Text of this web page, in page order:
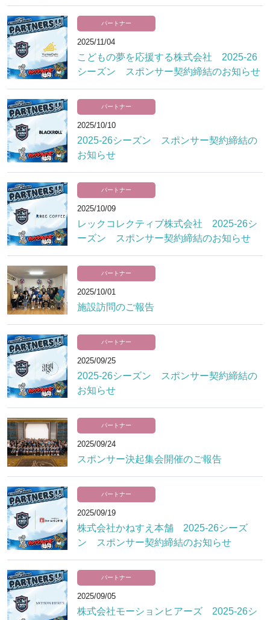
パートナー
2025/11/04
こどもの夢を応援する株式会社 2025-26
シーズン スポンサー契約締結のお知らせ
パートナー
2025/10/10
2025-26シーズン スポンサー契約締結の
お知らせ
パートナー
2025/10/09
レックコレクティブ株式会社 2025-26シ
ーズン スポンサー契約締結のお知らせ
パートナー
2025/10/01
施設訪問のご報告
パートナー
2025/09/25
2025-26シーズン スポンサー契約締結の
お知らせ
パートナー
2025/09/24
スポンサー決起集会開催のご報告
パートナー
2025/09/19
株式会社かねすえ本舗 2025-26シーズ
ン スポンサー契約締結のお知らせ
パートナー
2025/09/05
株式会社モーションヒアーズ 2025-26シ